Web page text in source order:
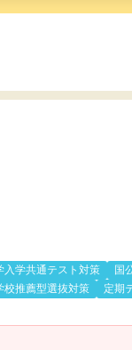
入学共通テスト対策
国
校推薦型選抜対策 定期